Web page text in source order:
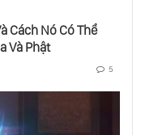
Đồng Tiền
Cách Nó Có Thể
Và Phật
5